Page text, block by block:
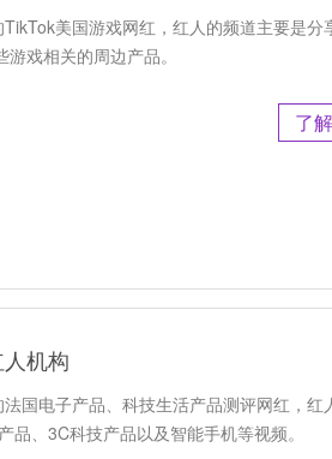
美国游戏网红，红人的频道主要是分
戏相关的周边产品。
了
机构
国电子产品、科技生活产品测评网红，红
、3C科技产品以及智能手机等视频。